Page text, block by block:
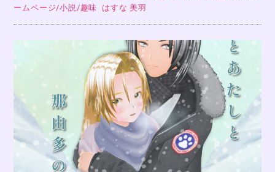
ームページ/小説/趣味 はすな 美羽